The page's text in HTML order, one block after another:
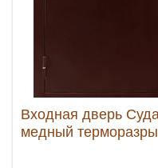
Входная дверь
медный